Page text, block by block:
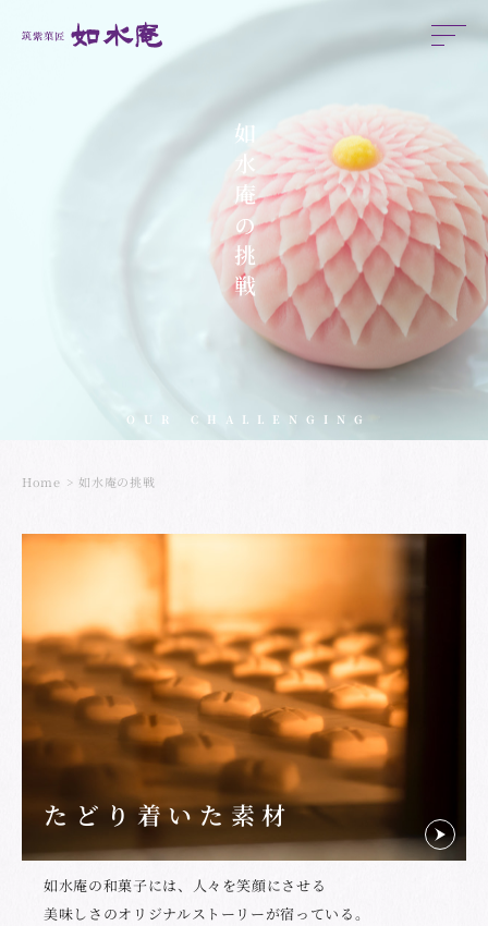
如水庵の挑戦
OUR CHALLENGING
Home 如水庵の挑戦
たどり着いた素材
如水庵の和菓子には、人々を笑顔にさせる
美味しさのオリジナルストーリーが宿っている。